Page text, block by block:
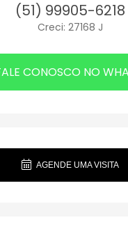
(51) 99905-6218
Creci: 27168 J
CONOSCO NO
AGENDE UMA VISITA